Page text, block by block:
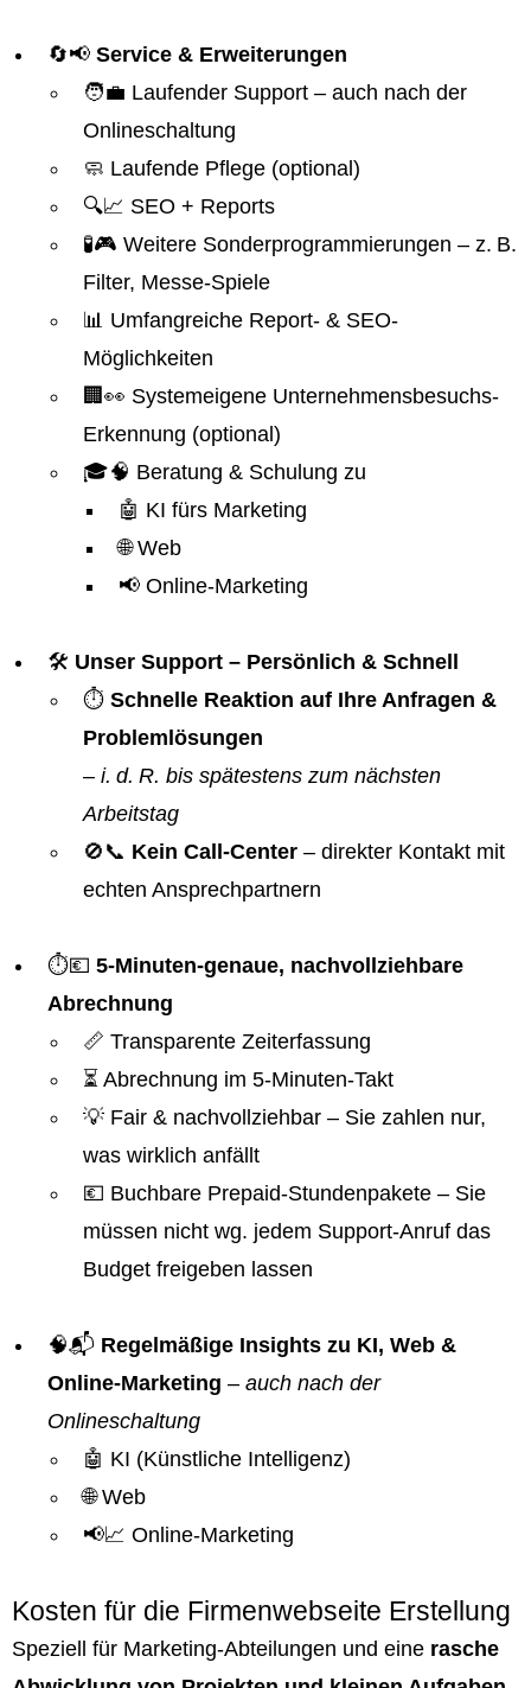
🔄📢 Service & Erweiterungen
🧑‍💼 Laufender Support – auch nach der
Onlineschaltung
🧼 Laufende Pflege (optional)
🔍📈 SEO + Reports
🧪🎮 Weitere Sonderprogrammierungen – z. B.
Filter, Messe-Spiele
📊 Umfangreiche Report- & SEO-
Möglichkeiten
🏢👀 Systemeigene Unternehmensbesuchs-
Erkennung (optional)
🎓🧠 Beratung & Schulung zu
🤖 KI fürs Marketing
🌐 Web
📢 Online-Marketing
🛠️ Unser Support – Persönlich & Schnell
⏱️ Schnelle Reaktion auf Ihre Anfragen &
Problemlösungen
– i. d. R. bis spätestens zum nächsten
Arbeitstag
🚫📞 Kein Call-Center – direkter Kontakt mit
echten Ansprechpartnern
⏱️💶 5-Minuten-genaue, nachvollziehbare
Abrechnung
📏 Transparente Zeiterfassung
⏳ Abrechnung im 5-Minuten-Takt
💡 Fair & nachvollziehbar – Sie zahlen nur,
was wirklich anfällt
💶 Buchbare Prepaid-Stundenpakete – Sie
müssen nicht wg. jedem Support-Anruf das
Budget freigeben lassen
🧠📬 Regelmäßige Insights zu KI, Web &
Online-Marketing – auch nach der
Onlineschaltung
🤖 KI (Künstliche Intelligenz)
🌐 Web
📢📈 Online-Marketing
Kosten für die Firmenwebseite Erstellung
Speziell für Marketing-Abteilungen und eine rasche